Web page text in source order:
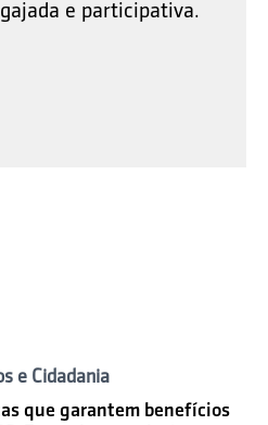
e participativa.
e Cidadania
que garantem benefícios